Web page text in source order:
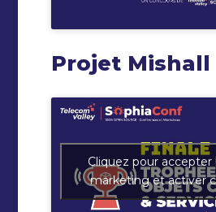
Projet Mishall
Cliquez pour accepter
marketing et activer